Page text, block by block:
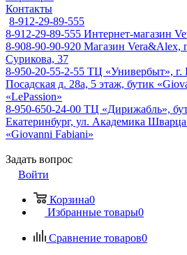
Контакты
8-912-29-89-555
8-912-29-89-555 Интернет-магазин
8-908-90-90-920 Магазин Vera&Alex,
Сурикова, 37
8-950-20-55-2-55 ТЦ «Универбыт», г.
Посадская д. 28а, 5 этаж, бутик
«LePassion»
8-950-650-24-00 ТЦ «Дирижабль»,
Екатеринбург, ул. Академика
«Giovanni Fabiani»
Задать вопрос
Войти
Корзина0
Избранные товары0
Сравнение товаров0